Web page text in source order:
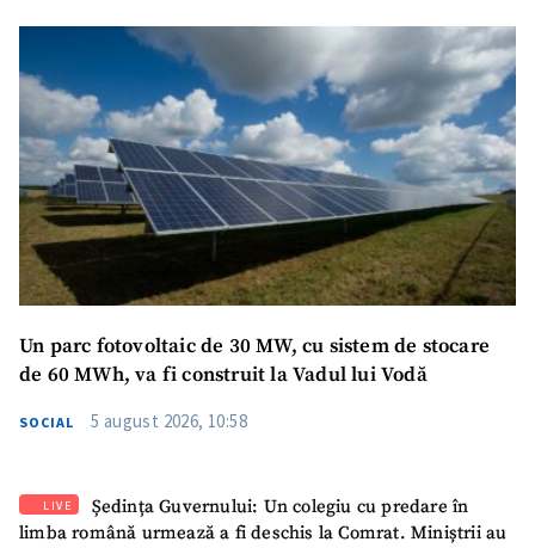
Un parc fotovoltaic de 30 MW, cu sistem de stocare
de 60 MWh, va fi construit la Vadul lui Vodă
SOCIAL 5 august 2026, 10:58
LIVE
Ședința Guvernului: Un colegiu cu predare în
limba română urmează a fi deschis la Comrat. Miniștrii au